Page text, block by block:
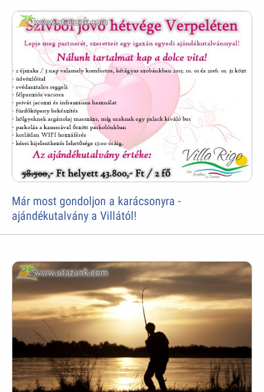
Már most gondoljon a karácsonyra -
ajándékutalvány a Villától!